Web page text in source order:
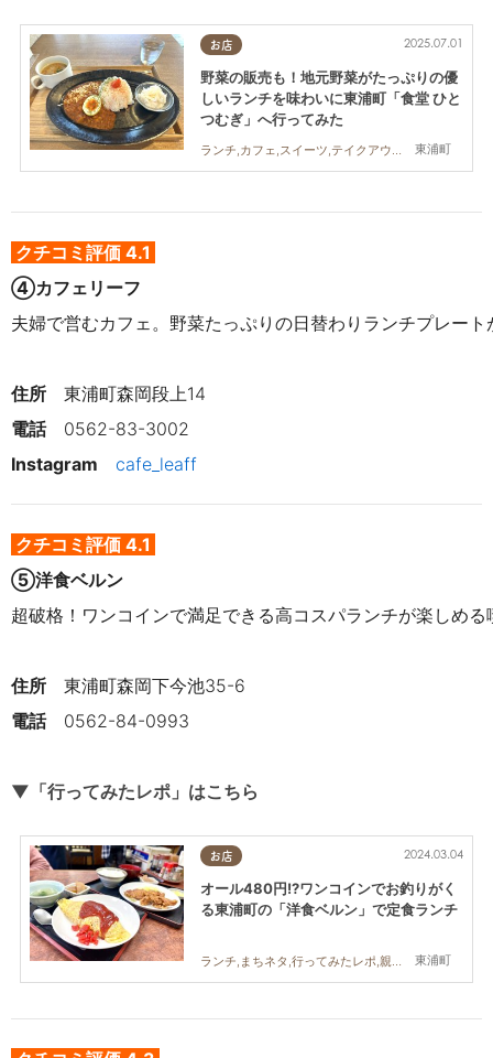
お店
東浦町
2025.07.01
野菜の販売も！地元野菜がたっぷりの優
しいランチを味わいに東浦町「食堂 ひと
つむぎ」へ行ってみた
ランチ,カフェ,スイーツ,テイクアウト,まちネタ,行ってみたレポ,友人
クチコミ評価 4.1
④カフェ リーフ
夫婦で営むカフェ。野菜たっぷりの日替わりランチプレート
住所
東浦町森岡段上14
電話
0562-83-3002
Instagram
cafe_leaff
クチコミ評価 4.1
⑤洋食ベルン
超破格！ワンコインで満足できる高コスパランチが楽しめる
住所
東浦町森岡下今池35-6
電話
0562-84-0993
▼「行ってみたレポ」はこちら
お店
東浦町
2024.03.04
オール480円!?ワンコインでお釣りがく
る東浦町の「洋食ベルン」で定食ランチ
ランチ,まちネタ,行ってみたレポ,親子,おひとりさま